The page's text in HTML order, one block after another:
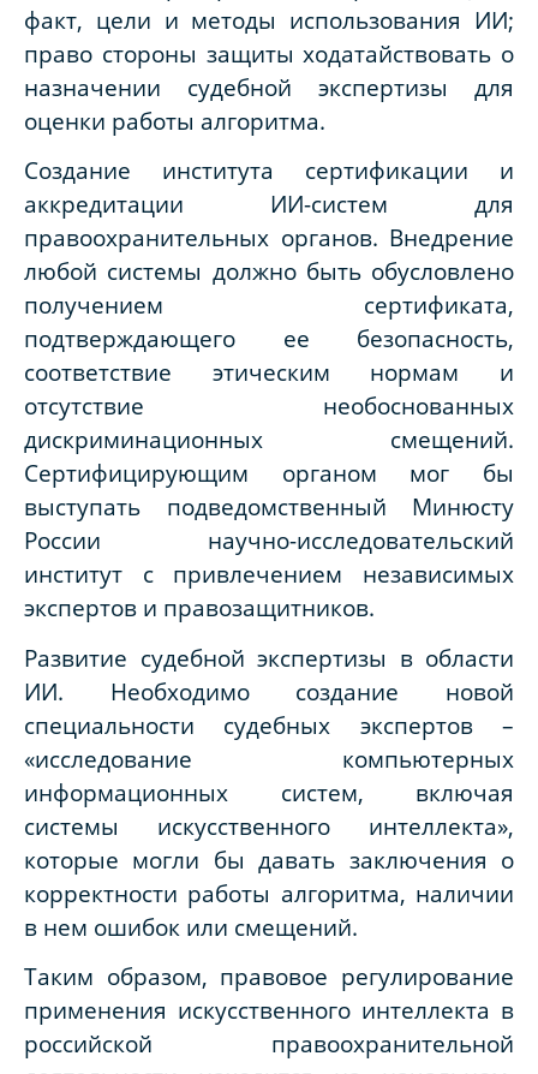
факт, цели и методы использования ИИ;
право стороны защиты ходатайствовать о
назначении судебной экспертизы для
оценки работы алгоритма.
Создание института сертификации и
аккредитации ИИ-систем для
правоохранительных органов. Внедрение
любой системы должно быть обусловлено
получением сертификата,
подтверждающего ее безопасность,
соответствие этическим нормам и
отсутствие необоснованных
дискриминационных смещений.
Сертифицирующим органом мог бы
выступать подведомственный Минюсту
России научно-исследовательский
институт с привлечением независимых
экспертов и правозащитников.
Развитие судебной экспертизы в области
ИИ. Необходимо создание новой
специальности судебных экспертов –
«исследование компьютерных
информационных систем, включая
системы искусственного интеллекта»,
которые могли бы давать заключения о
корректности работы алгоритма, наличии
в нем ошибок или смещений.
Таким образом, правовое регулирование
применения искусственного интеллекта в
российской правоохранительной